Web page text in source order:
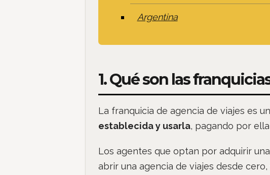
Argentina
1. Qué son las
La franquicia de agencia de viajes es un
establecida y usarla, pagando por
Los agentes que optan por adquirir
abrir una agencia de viajes desde